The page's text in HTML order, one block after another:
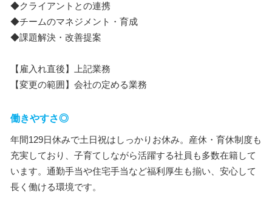
◆クライアントとの連携
◆チームのマネジメント・育成
◆課題解決・改善提案
【雇入れ直後】上記業務
【変更の範囲】会社の定める業務
働きやすさ◎
年間129日休みで土日祝はしっかりお休み。産休・育休制度も
充実しており、子育てしながら活躍する社員も多数在籍して
います。通勤手当や住宅手当など福利厚生も揃い、安心して
長く働ける環境です。